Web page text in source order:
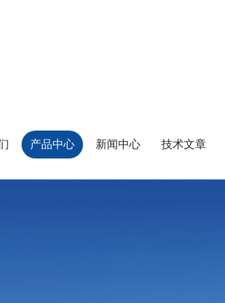
产品中心 新闻中心 技术文章